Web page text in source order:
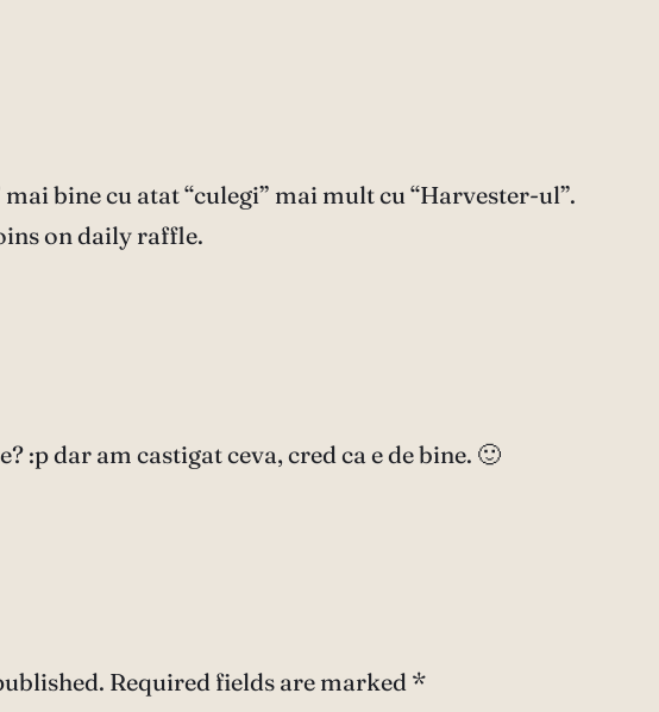
bine cu atat “culegi” mai mult cu “Harvester-ul”.
on daily raffle.
:p dar am castigat ceva, cred ca e de bine. 🙂
Required fields are marked *